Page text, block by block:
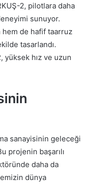
2, pilotlara daha
sunuyor.
hem de hafif taarruz
tasarlandı.
yüksek hız ve uzun
sanayisinin geleceği
projenin başarılı
daha da
dünya